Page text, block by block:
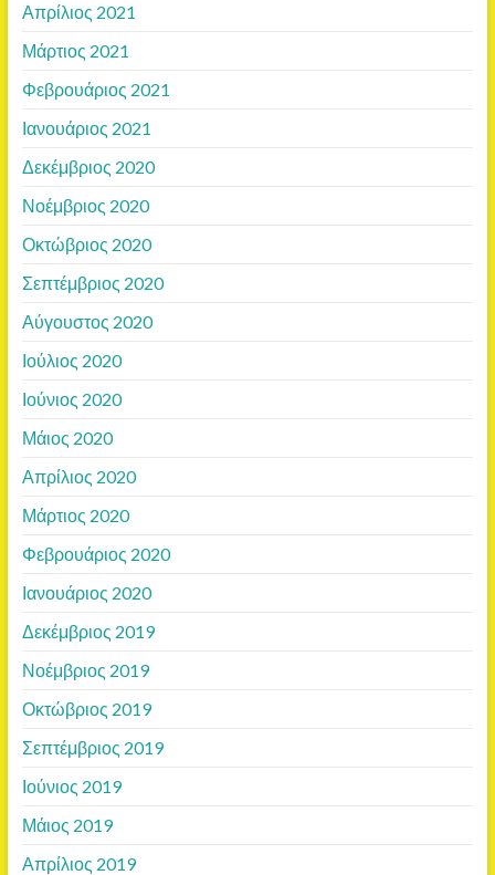
Απρίλιος 2021
Μάρτιος 2021
Φεβρουάριος 2021
Ιανουάριος 2021
Δεκέμβριος 2020
Νοέμβριος 2020
Οκτώβριος 2020
Σεπτέμβριος 2020
Αύγουστος 2020
Ιούλιος 2020
Ιούνιος 2020
Μάιος 2020
Απρίλιος 2020
Μάρτιος 2020
Φεβρουάριος 2020
Ιανουάριος 2020
Δεκέμβριος 2019
Νοέμβριος 2019
Οκτώβριος 2019
Σεπτέμβριος 2019
Ιούνιος 2019
Μάιος 2019
Απρίλιος 2019